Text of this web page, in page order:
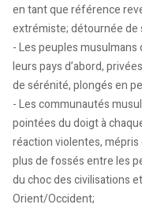
en tant que référence
extrémiste; détournée de
- Les peuples musulmans
leurs pays d’abord,
de sérénité, plongés en
- Les communautés
pointées du doigt à
réaction violentes,
plus de fossés entre les
du choc des civilisations
Orient/Occident;